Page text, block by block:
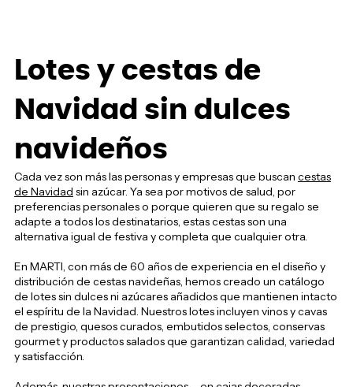
Lotes y cestas de
Navidad sin dulces
navideños
Cada vez son más las personas y empresas que buscan cestas
de Navidad sin azúcar. Ya sea por motivos de salud, por
preferencias personales o porque quieren que su regalo se
adapte a todos los destinatarios, estas cestas son una
alternativa igual de festiva y completa que cualquier otra.
En MARTI, con más de 60 años de experiencia en el diseño y
distribución de cestas navideñas, hemos creado un catálogo
de lotes sin dulces ni azúcares añadidos que mantienen intacto
el espíritu de la Navidad. Nuestros lotes incluyen vinos y cavas
de prestigio, quesos curados, embutidos selectos, conservas
gourmet y productos salados que garantizan calidad, variedad
y satisfacción.